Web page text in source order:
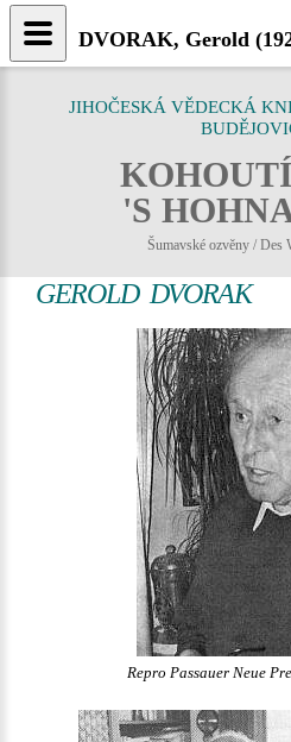
JIHOČESKÁ VĚDECKÁ
'S
Šumavské ozvěny / Des
GEROLD DVORAK
Repro Passauer Neue
DVORAK, Gerold